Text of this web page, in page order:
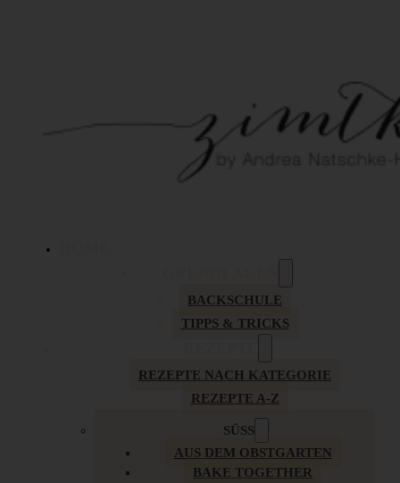
BACKSCHULE
TIPPS & TRICKS
REZEPTE NACH KATEGORIE
REZEPTE A-Z
SÜSS
AUS DEM OBSTGARTEN
BAKE TOGETHER